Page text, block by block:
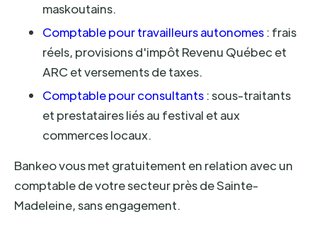
maskoutains.
Comptable pour travailleurs autonomes : frais
réels, provisions d'impôt Revenu Québec et
ARC et versements de taxes.
Comptable pour consultants : sous-traitants
et prestataires liés au festival et aux
commerces locaux.
Bankeo vous met gratuitement en relation avec un
comptable de votre secteur près de Sainte-
Madeleine, sans engagement.